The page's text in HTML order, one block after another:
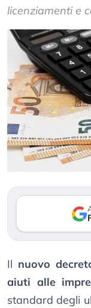
licenziamenti e
Il nuovo
aiuti alle
standard degli